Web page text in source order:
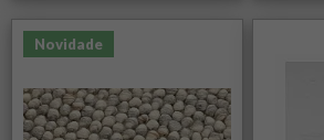
Novidade